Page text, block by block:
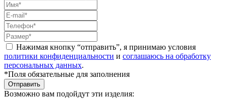
Нажимая кнопку “отправить”, я принимаю условия
политики конфиденциальности и соглашаюсь на обработку
персональных данных.
*Поля обязательные для заполнения
Отправить
Возможно вам подойдут эти изделия: